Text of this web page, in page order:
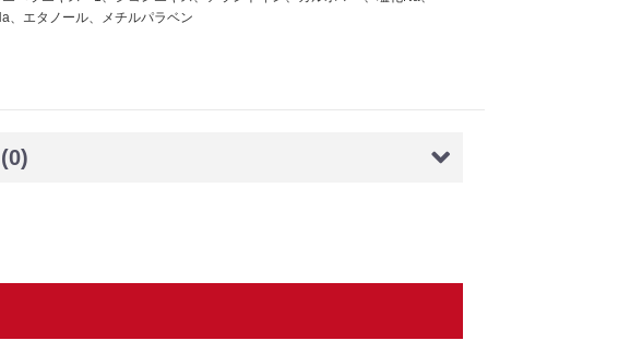
、エタノール、メチルパラベン
(0)